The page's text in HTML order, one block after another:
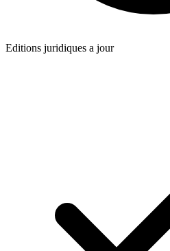
Editions juridiques a jour